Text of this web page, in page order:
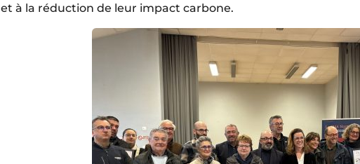
et à la réduction de leur impact carbone.